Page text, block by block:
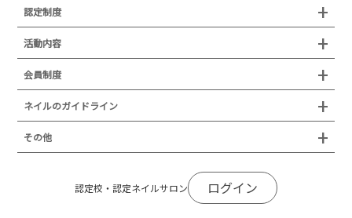
所在地
プレスリリース
叙勲・褒章・受賞・表彰
通常総会について
検定試験
JNAフットケア理論検定試験
ネイリスト技能検定試験（JNEC主催）
JNAネイリスト技能検定国際試験
JNAネイリストキャリアパス講習会
JNAオフィシャル教材
認定制度
認定制度
認定校
活動内容
ネイルエキスポ
ネイルオブザイヤー
全日本ネイリスト選手権・地区大会
セミナー
セミナー
JNAスーパーライブ
ネイルサロン衛生管理士講習会
JNAネイルサロン等化学物質管理講習会
ネイルトレンド
ネイルトレンド
トレンドプロジェクトメンバー
会員制度
会員制度
法人会員
ネイルのガイドライン
新型コロナ感染症関連
コンプライアンス／法令遵守
その他
サポートネイルサロン制度
認定校・認定ネイルサロン ログイン